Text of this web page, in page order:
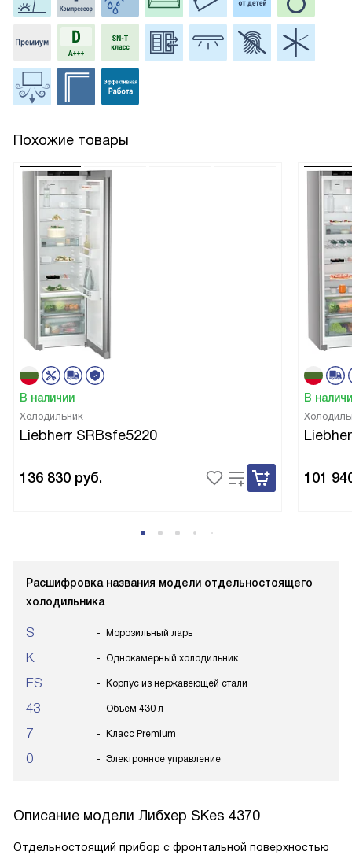
Похожие товары
В наличии
Холодильник
Liebherr SRBsfe5220
136 830 руб.
В
101
Расшифровка названия модели отдельностоящего
холодильника
S Морозильный ларь
K Однокамерный холодильник
ES Корпус из нержавеющей стали
43 Объем 430 л
7 Класс Premium
0 Электронное управление
Описание модели Либхер SKes 4370
Отдельностоящий прибор с фронтальной поверхностью